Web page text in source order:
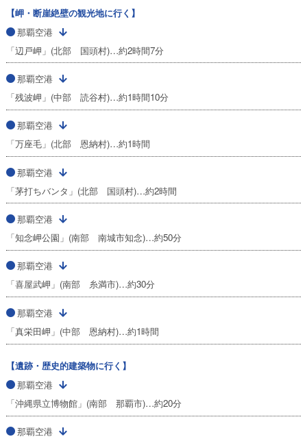
【岬・断崖絶壁の観光地に行く】
那覇空港
「辺戸岬」(北部 国頭村)…約2時間7分
那覇空港
「残波岬」(中部 読谷村)…約1時間10分
那覇空港
「万座毛」(北部 恩納村)…約1時間
那覇空港
「茅打ちバンタ」(北部 国頭村)…約2時間
那覇空港
「知念岬公園」(南部 南城市知念)…約50分
那覇空港
「喜屋武岬」(南部 糸満市)…約30分
那覇空港
「真栄田岬」(中部 恩納村)…約1時間
【遺跡・歴史的建築物に行く】
那覇空港
「沖縄県立博物館」(南部 那覇市)…約20分
那覇空港